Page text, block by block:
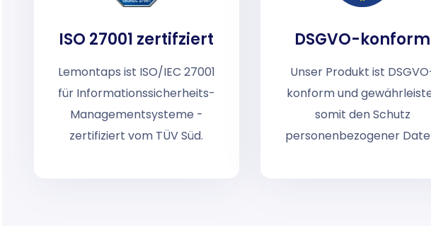
ISO 27001 zertifziert
Lemontaps ist ISO/IEC 27001
für Informationssicherheits-
Managementsysteme -
zertifiziert vom TÜV Süd.
DSGVO-konform
Unser Produkt ist
konform und
somit den Schutz
personenbezogener